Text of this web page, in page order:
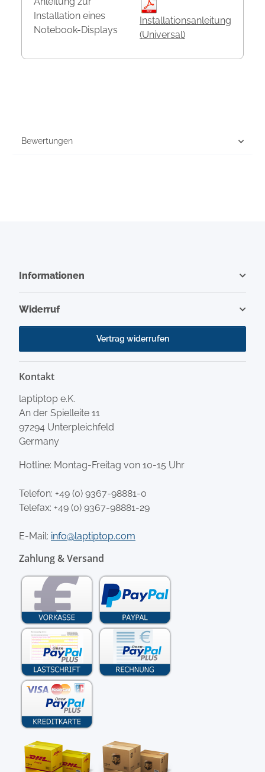
Installation eines
Notebook-Displays
Installationsanleitung
(Universal)
Bewertungen
Informationen
Widerruf
Vertrag widerrufen
Kontakt
laptiptop e.K.
An der Spielleite 11
97294 Unterpleichfeld
Germany
Hotline: Montag-Freitag von 10-15 Uhr
Telefon: +49 (0) 9367-98881-0
Telefax: +49 (0) 9367-98881-29
E-Mail: info@laptiptop.com
Zahlung & Versand